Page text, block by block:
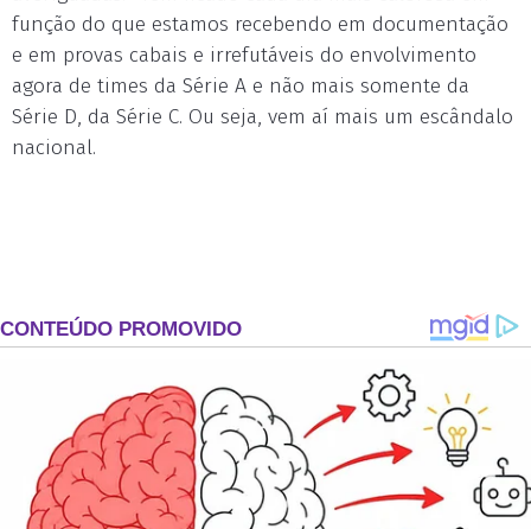
função do que estamos recebendo em documentação
e em provas cabais e irrefutáveis do envolvimento
agora de times da Série A e não mais somente da
Série D, da Série C. Ou seja, vem aí mais um escândalo
nacional.